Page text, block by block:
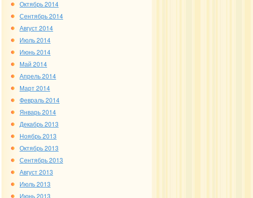
Октябрь 2014
Сентябрь 2014
Август 2014
Июль 2014
Июнь 2014
Май 2014
Апрель 2014
Март 2014
Февраль 2014
Январь 2014
Декабрь 2013
Ноябрь 2013
Октябрь 2013
Сентябрь 2013
Август 2013
Июль 2013
Июнь 2013